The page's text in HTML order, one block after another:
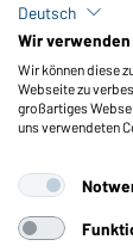
Meldeportal
Funktionen &
Farben
Deutsch
Wir
Wir können diese
Webseite zu
großartiges
uns verwendeten